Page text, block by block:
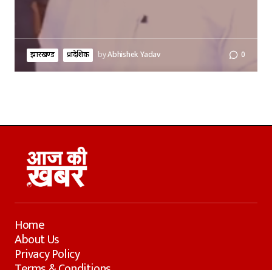
झारखण्ड प्रादेशिक byAbhishek Yadav 0
Home
About Us
Privacy Policy